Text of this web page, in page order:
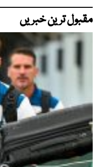
مقبول ترین خبریں